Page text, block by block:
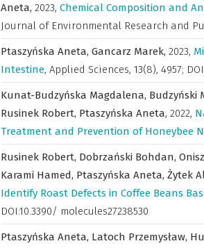
Aneta, 2023, Chemical Composition and
Journal of Environmental Research and
Ptaszyńska Aneta, Gancarz Marek, 2023,
Intestine, Applied Sciences, 13(8), 4957;
Kunat-Budzyńska Magdalena, Budzyński
Rusinek Robert, Ptaszyńska Aneta, 2022,
Treatment and Prevention of Honeybee
Rusinek Robert, Dobrzański Bohdan,
Karami Hamed, Ptaszyńska Aneta, Żytek
Identify Roast Defects in Coffee Beans
DOI:10.3390/ molecules27238530
Ptaszyńska Aneta, Latoch Przemysław,